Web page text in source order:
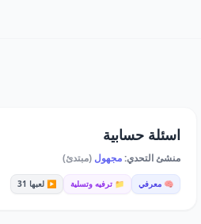
اسئلة حسابية
منشئ التحدي:مجهول(مبتدئ)
🧠 معرفي 📁 ترفيه وتسلية ▶️ لعبها 31